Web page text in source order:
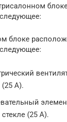
блоке
(25 А).
(25 А).